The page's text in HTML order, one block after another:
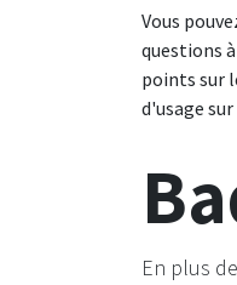
Vous
questions
points sur
d'usage
En plus